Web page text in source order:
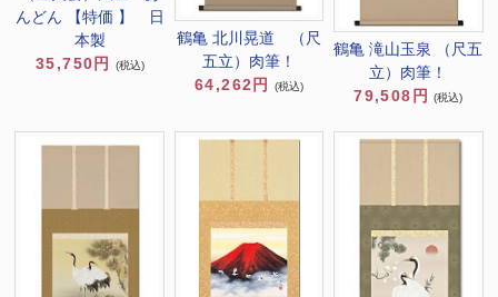
んどん 【特価 】 日
本製
35,750円
(税込)
鶴亀 北川晃道 （尺
五立）肉筆！
64,262円
(税込)
鶴亀 滝山玉泉 （尺五
立）肉筆！
79,508円
(税込)